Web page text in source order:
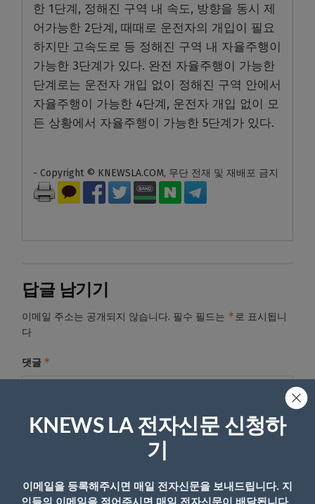
한 1단계, 정해진 구역 내 속도, 방향을 동시 제
어가능한 2단계, 때때로 운전자의 개입이 필요
하지만 고속도로 등 정해진 구역 내 자율주행이
가능한 3단계가 있다. 완전 자율주행이 가능한
단계로는 운전자 개입 없이 정해진 구역 안에서
자율주행이 가능한 4단계, 운전자 개입 없이 모
든 상황에서 자율주행이 가능한 5단계가 있다.
- Copyright © KNEWSLA.COM, 무단 전재 및 재배포 금지
답글 남기기
이메일 주소는 공개되지 않습니다. 필수 필드는 *로 표시됩니
다
댓글 *
KNEWS LA 전자신문 신청하
기
이메일을 등록해주시면 매일 전자신문을 보내드립니다. 지
인들의 이메일을 적어주시면 매일 전자신문이 배달됩니다.